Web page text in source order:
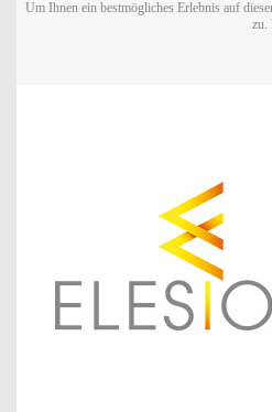
Um Ihnen ein bestmögliches Erlebnis auf
zu.